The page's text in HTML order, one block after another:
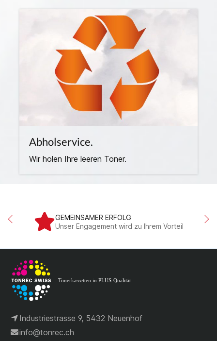
Abholservice.
Wir holen Ihre leeren Toner.
GEMEINSAMER ERFOLG
Unser Engagement wird zu Ihrem Vorteil
Industriestrasse 9, 5432 Neuenhof
info@tonrec.ch